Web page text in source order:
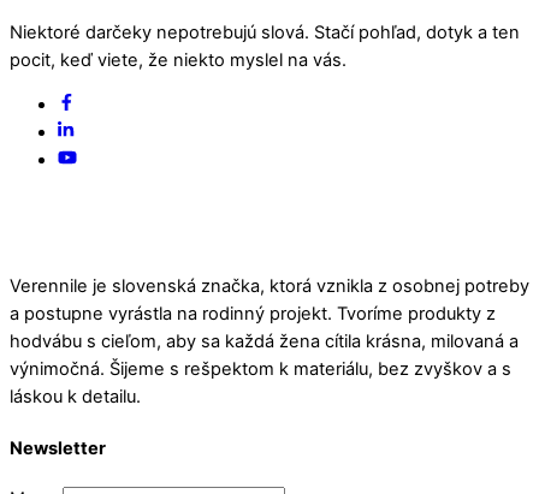
Niektoré darčeky nepotrebujú slová. Stačí pohľad, dotyk a ten
pocit, keď viete, že niekto myslel na vás.
Back
Top
Linked
InYouTube
Verennile je slovenská značka, ktorá vznikla z osobnej potreby
a postupne vyrástla na rodinný projekt. Tvoríme produkty z
hodvábu s cieľom, aby sa každá žena cítila krásna, milovaná a
výnimočná. Šijeme s rešpektom k materiálu, bez zvyškov a s
láskou k detailu.
Newsletter